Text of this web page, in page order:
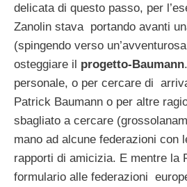
delicata di questo passo, per
Zanolin stava portando avanti
(spingendo verso
osteggiare il progetto-Baumann
personale, o per cercare di
Patrick Baumann o per altre
sbagliato a cercare
mano ad alcune federazioni con
rapporti di amicizia. E mentre la
formulario alle federazioni